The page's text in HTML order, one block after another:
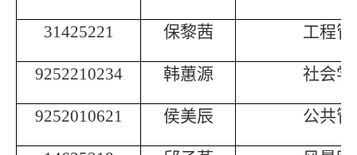
31425221 保黎茜 工程管
9252210234 韩蕙源 社会学
9252010621 侯美辰 公共管